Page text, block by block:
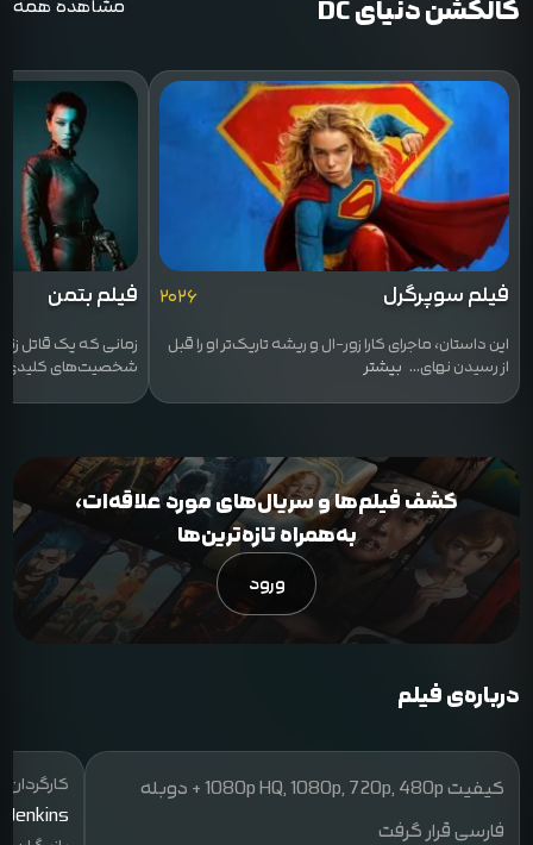
کالکشن دنیای DC مشاهده همه
فیلم سوپرگرل ۲۰۲۶
این داستان، ماجرای کارا زور-ال و ریشه تاریک‌تر او را قبل
از رسیدن نهای... بیشتر
فیلم بتمن
زمانی که یک قاتل
شخصیت‌های کلیدی
کشف فیلم‌ها و سریال‌های مورد علاقه‌ات،
به‌همراه تازه‌ترین‌ها
ورود
درباره‌ی فیلم
کیفیت 1080p HQ, 1080p, 720p, 480p + دوبله
فارسی قرار گرفت
کارگردان: